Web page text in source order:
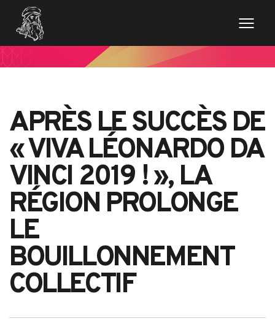
APRÈS LE SUCCÈS DE
« VIVA LÉONARDO DA
VINCI 2019 ! », LA
RÉGION PROLONGE
LE
BOUILLONNEMENT
COLLECTIF